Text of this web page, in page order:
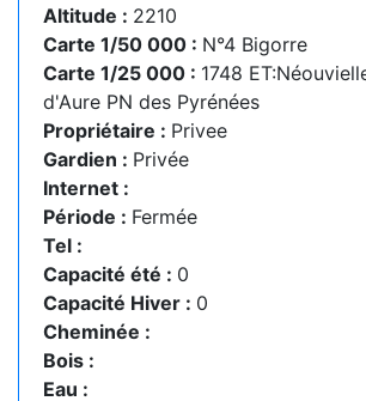
Altitude : 2210
Carte 1/50 000 : N°4 Bigorre
Carte 1/25 000 : 1748
d'Aure PN des Pyrénées
Propriétaire : Privee
Gardien : Privée
Internet :
Période : Fermée
Tel :
Capacité été : 0
Capacité Hiver : 0
Cheminée :
Bois :
Eau :